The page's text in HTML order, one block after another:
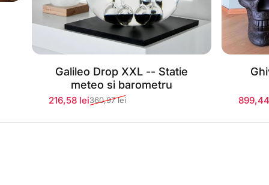
Stoc momentan epuizat
Galileo Drop XXL -- Statie
meteo si barometru
Preț redus
216,58 lei
Preț normal360,97 lei Preț
Preț